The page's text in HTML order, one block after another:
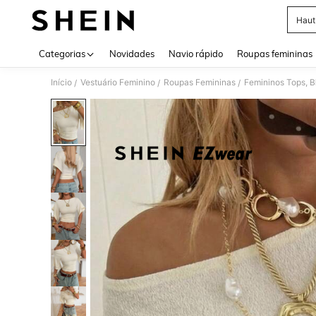
Haut
Categorias Novidades Navio rápido Roupas femininas
Início / Vestuário Feminino / Roupas Femininas / Femininos Tops,